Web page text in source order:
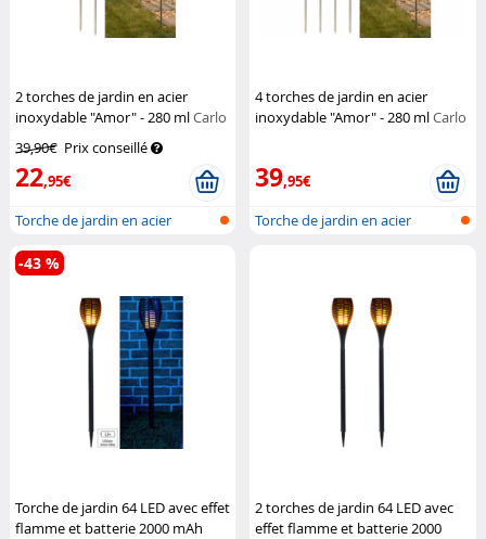
2 torches de jardin en acier
inoxydable "Amor" - 280 mlCarlo
39,90€ Prix conseillé
22,95€
Torche de jardin en acier
inoxydabl...
4 torches de jardin en acier
inoxydable "Amor" - 280 mlCarlo
39,95€
Torche de jardin en acier
Torche de jardin 64 LED avec effet
flamme et batterie 2000 mAh
-43 %
2 torches de jardin 64 LED avec
effet flamme et batterie 2000